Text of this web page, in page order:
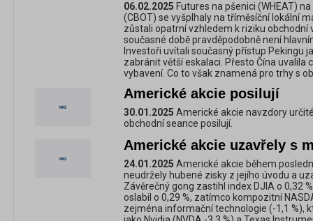
06.02.2025 Futures na pšenici (WHEAT)
(CBOT) se vyšplhaly na tříměsíční lokální
zůstali opatrní vzhledem k riziku obchodní
současné době pravděpodobně není
Investoři uvítali současný přístup Pekingu
zabránit větší eskalaci. Přesto Čína uvalila
vybavení. Co to však znamená pro trhy s
Americké akcie posilují
30.01.2025 Americké akcie navzdory
obchodní seance posilují.
Americké akcie uzavřely s
24.01.2025 Americké akcie během
neudržely hubené zisky z jejího úvodu a
Závěrečný gong zastihl index DJIA o 0,32
oslabil o 0,29 %, zatímco kompozitní
zejména informační technologie (-1,1 %),